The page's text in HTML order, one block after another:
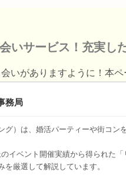
いサービス！充実し
いがありますように！本
務局
グ）は、婚活パーティーや街コン
イベント開催実績から得られた
厳選して解説しています。